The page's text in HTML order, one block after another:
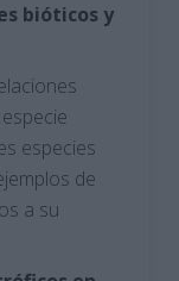
bióticos y
especies
de
a su